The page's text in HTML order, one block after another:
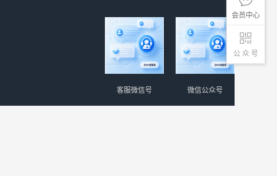
会员中心
公 众 号
微信公众号
客服微信号